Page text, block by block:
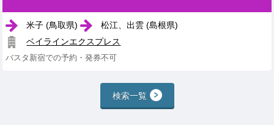
米子 (鳥取県)
松江、出雲 (島根県)
ベイラインエクスプレス
バスタ新宿での予約・発券不可
検索一覧